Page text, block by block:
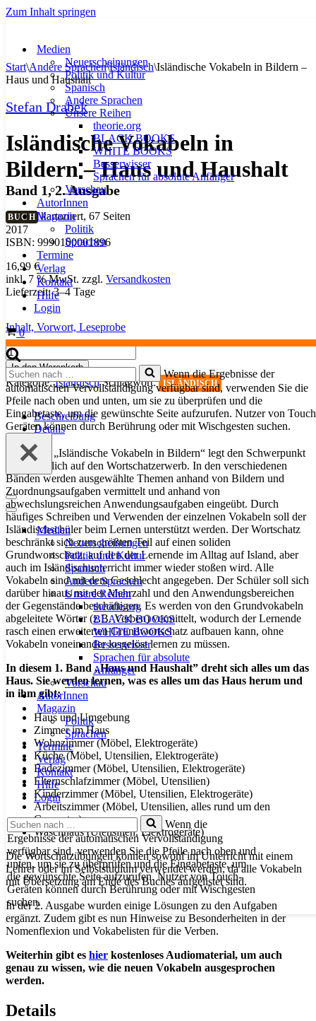
Zum Inhalt springen
Medien
Neuerscheinungen
Politik und Kultur
Spanisch
Andere Sprachen
Unsere Reihen
theorie.org
BLACK BOOKS
WHITE BOOKS
Besserwisser
Sprachen für absolute Anfänger
Vorschau
AutorInnen
Magazin
Politik
Sprachen
Termine
Verlag
Kontakt
Hilfe
Login
Warenkorb
0
Suchen
nach …
Wenn die Ergebnisse der
automatischen Vervollständigung verfügbar sind, verwenden Sie die
Pfeile nach oben und unten, um sie zu überprüfen und die
Eingabetaste, um die gewünschte Seite aufzurufen. Nutzer von
Geräten können durch Berührung oder mit Wischgesten suchen.
Navigationsmenü
Navigationsmenü
Medien
Neuerscheinungen
Politik und Kultur
Spanisch
Andere Sprachen
Unsere Reihen
theorie.org
BLACK BOOKS
WHITE BOOKS
Besserwisser
Sprachen für absolute
Anfänger
Vorschau
AutorInnen
Magazin
Politik
Sprachen
Termine
Verlag
Kontakt
Hilfe
Login
Suchen
nach …
Wenn die
Ergebnisse der automatischen Vervollständigung
verfügbar sind, verwenden Sie die Pfeile nach oben und
unten, um sie zu überprüfen und die Eingabetaste, um
die gewünschte Seite aufzurufen. Nutzer von Touch-
Geräten können durch Berührung oder mit Wischgesten
suchen.
Start\Andere Sprachen\Isländisch\Isländische Vokabeln in Bildern –
Haus und Haushalt
Stefan Drabek
Isländische Vokabeln in
Bildern – Haus und Haushalt
Band 1, 2. Ausgabe
BUCH kartoniert, 67 Seiten
2017
ISBN: 9990100001896
16,99 €
inkl. 7 % MwSt. zzgl. Versandkosten
Lieferzeit:3–4 Tage
Inhalt, Vorwort, Leseprobe
Isländische
Vokabeln
in
Bildern
-
Haus
und
Menge
In den Warenkorb
Kategorie:Isländisch Schlagwort: ISLÄNDISCH
Beschreibung
Details
Die Reihe „Isländische Vokabeln in Bildern“ legt den Schwerpunkt
ausschließlich auf den Wortschatzerwerb. In den verschiedenen
Bänden werden ausgewählte Themen anhand von Bildern und
Zuordnungsaufgaben vermittelt und anhand von
abwechslungsreichen Anwendungsaufgaben eingeübt. Durch
häufiges Schreiben und Verwenden der einzelnen Vokabeln soll der
Isländischschüler beim Lernen unterstützt werden. Der Wortschatz
beschränkt sich zum größten Teil auf einen soliden
Grundwortschatz, auf den der Lernende im Alltag auf Island, aber
auch im Isländischunterricht immer wieder stoßen wird. Alle
Vokabeln sind mit dem Geschlecht angegeben. Der Schüler soll sich
darüber hinaus mit der Mehrzahl und den Anwendungsbereichen
der Gegenstände beschäftigen. Es werden von den Grundvokabeln
abgeleitete Wörter (z.B. Verben) vermittelt, wodurch der Lernende
rasch einen erweiterten Grundwortschatz aufbauen kann, ohne
Vokabeln voneinander losgelöst lernen zu müssen.
In diesem 1. Band „Haus und Haushalt” dreht sich alles um das
Haus. Sie werden lernen, was es alles um das Haus herum und
in ihm gibt:
Haus und Umgebung
Zimmer im Haus
Wohnzimmer (Möbel, Elektrogeräte)
Küche (Möbel, Utensilien, Elektrogeräte)
Badezimmer (Möbel, Utensilien, Elektrogeräte)
Elternschlafzimmer (Möbel, Utensilien)
Kinderzimmer (Möbel, Utensilien, Elektrogeräte)
Arbeitszimmer (Möbel, Utensilien, alles rund um den
Computer)
Waschhaus (Utensilien, Elektrogeräte)
Die Wortschatzübungen können sowohl im Unterricht mit einem
Lehrer oder im Selbststudium verwendet werden, da alle Vokabeln
mit Übersetzung am Ende des Buches aufgelistet sind.
In der 2. Ausgabe wurden einige Lösungen zu den Aufgaben
ergänzt. Zudem gibt es nun Hinweise zu Besonderheiten in der
Nomenflexion und Vokabelisten für die Verben.
Weiterhin gibt es hier kostenloses Audiomaterial, um auch
genau zu wissen, wie die neuen Vokabeln ausgesprochen
werden.
Details